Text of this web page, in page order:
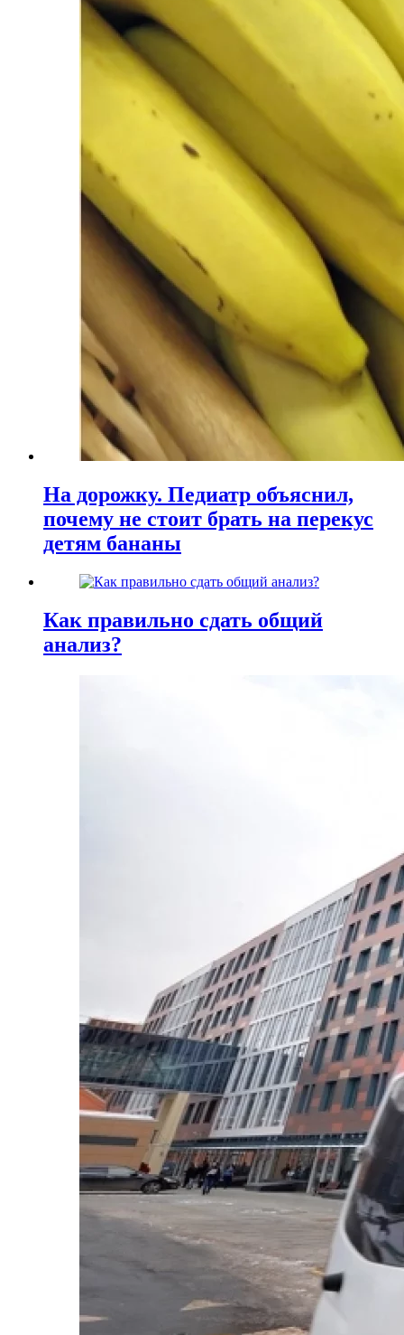
На дорожку. Педиатр объяснил,
почему не стоит брать на перекус
детям бананы
Как правильно сдать общий
анализ?